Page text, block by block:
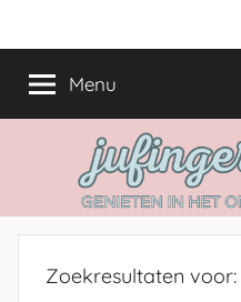
naarjufinger.nl
het
onderwijs
Menu
Zoekresultaten voor: